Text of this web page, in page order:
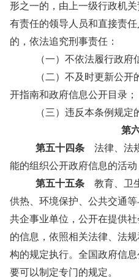
形之一的，由上一级行政机
有责任的领导人员和直接责
的，依法追究刑事责任：
（一）不依法履行政府
（二）不及时更新公
开指南和政府信息公开目录；
（三）违反本条例规定
第
第五十四条 法律、法
能的组织公开政府信息的活动
第五十五条 教育、卫
供热、环境保护、公共交通
共企事业单位，公开在提供
的信息，依照相关法律、法
构的规定执行。全国政府信
要可以制定专门的规定。